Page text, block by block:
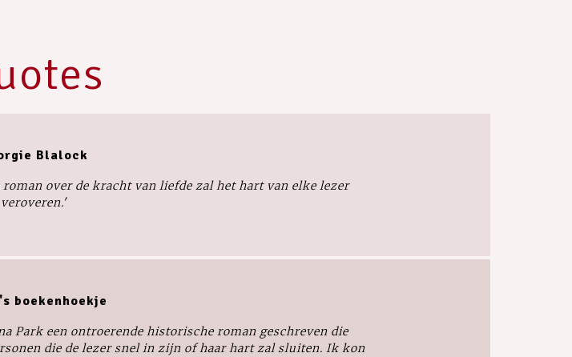
Blalock
over de kracht van liefde zal het hart van elke lezer
veroveren.'
boekenhoekje
Park een ontroerende historische roman geschreven die
die de lezer snel in zijn of haar hart zal sluiten. Ik kon